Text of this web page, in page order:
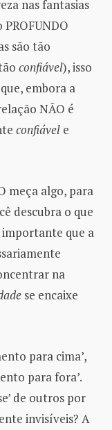
nas fantasias
são tão
confiável), isso
embora a
NÃO é
confiável e
meça algo, para
descubra o que
importante que a
na
se encaixe
para cima’,
para fora’.
de outros por
invisíveis? A